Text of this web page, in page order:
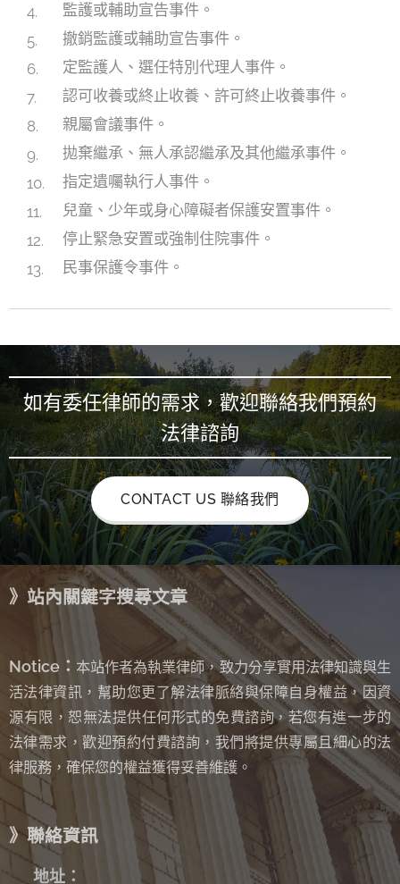
監護或輔助宣告事件。
撤銷監護或輔助宣告事件。
定監護人、選任特別代理人事件。
認可收養或終止收養、許可終止收養事件。
親屬會議事件。
拋棄繼承、無人承認繼承及其他繼承事件。
指定遺囑執行人事件。
兒童、少年或身心障礙者保護安置事件。
停止緊急安置或強制住院事件。
民事保護令事件。
如有委任律師的需求，歡迎聯絡我們預約
法律諮詢
CONTACT US 聯絡我們
》站內關鍵字搜尋文章
Notice： 本站作者為執業律師，致力分享實用法律知識與生
活法律資訊，幫助您更了解法律脈絡與保障自身權益，因資
源有限，恕無法提供任何形式的免費諮詢， 若您有進一步的
法律需求，歡迎預約付費諮詢，我們將提供專屬且細心的法
律服務，確保您的權益獲得妥善維護。
》聯絡資訊
地址：